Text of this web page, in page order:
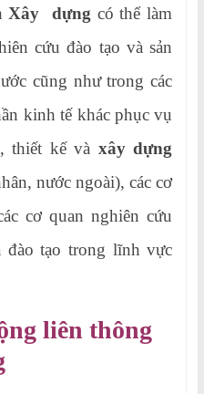
Xây dựng có thể làm
cứu đào tạo và sản
cũng như trong các
kinh tế khác phục vụ
thiết kế và xây dựng
nước ngoài), các cơ
cơ quan nghiên cứu
đào tạo trong lĩnh vực
liên thông